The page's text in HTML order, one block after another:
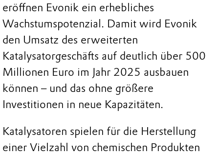
eröffnen Evonik ein erhebliches
Wachstumspotenzial. Damit wird Evonik
den Umsatz des erweiterten
Katalysatorgeschäfts auf deutlich über 500
Millionen Euro im Jahr 2025 ausbauen
können – und das ohne größere
Investitionen in neue Kapazitäten.
Katalysatoren spielen für die Herstellung
einer Vielzahl von chemischen Produkten